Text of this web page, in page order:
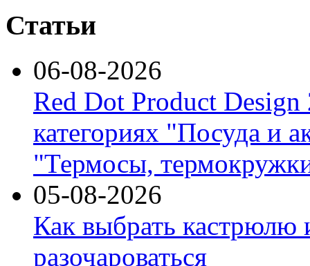
Статьи
06-08-2026
Red Dot Product Design
категориях "Посуда и
"Термосы,
05-08-2026
Как выбрать кастрюлю
разочароваться